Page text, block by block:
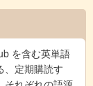
を含む英単語
、定期購読す